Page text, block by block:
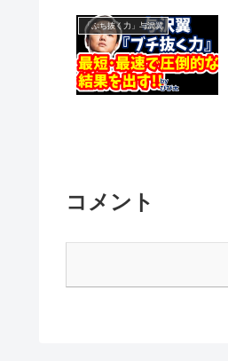
「ぶち抜く力」与沢翼
コメント